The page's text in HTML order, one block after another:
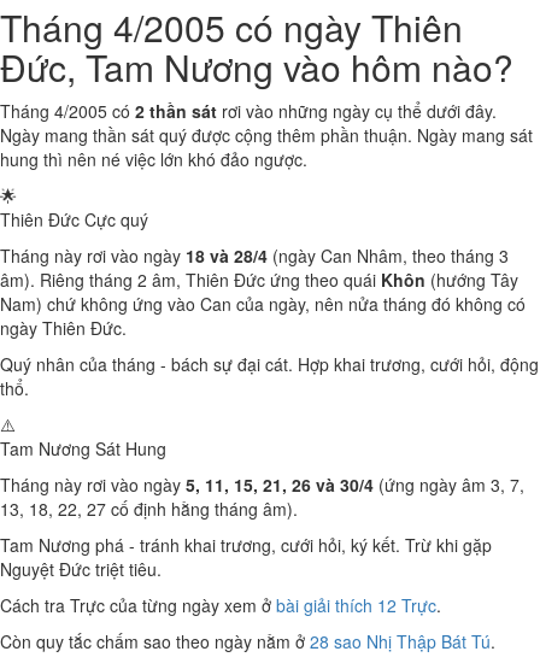
Tháng 4/2005 có ngày Thiên
Đức, Tam Nương vào hôm nào?
Tháng 4/2005 có 2 thần sát rơi vào những ngày cụ thể dưới đây.
Ngày mang thần sát quý được cộng thêm phần thuận. Ngày mang sát
hung thì nên né việc lớn khó đảo ngược.
🌟
Thiên Đức Cực quý
Tháng này rơi vào ngày 18 và 28/4 (ngày Can Nhâm, theo tháng 3
âm). Riêng tháng 2 âm, Thiên Đức ứng theo quái Khôn (hướng Tây
Nam) chứ không ứng vào Can của ngày, nên nửa tháng đó không có
ngày Thiên Đức.
Quý nhân của tháng - bách sự đại cát. Hợp khai trương, cưới hỏi, động
thổ.
⚠️
Tam Nương Sát Hung
Tháng này rơi vào ngày 5, 11, 15, 21, 26 và 30/4 (ứng ngày âm 3, 7,
13, 18, 22, 27 cố định hằng tháng âm).
Tam Nương phá - tránh khai trương, cưới hỏi, ký kết. Trừ khi gặp
Nguyệt Đức triệt tiêu.
Cách tra Trực của từng ngày xem ở bài giải thích 12 Trực.
Còn quy tắc chấm sao theo ngày nằm ở 28 sao Nhị Thập Bát Tú.